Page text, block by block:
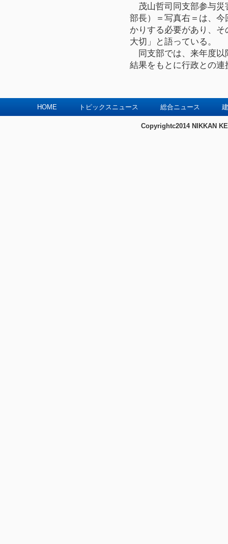
茂山哲司同支部参与災
部長）＝写真右＝は、
かりする必要があり、
大切」と語っている。
同支部では、来年度以
結果をもとに行政との
HOME トピックスニュース 総合ニュース
Copyrightc2014 NIKKAN